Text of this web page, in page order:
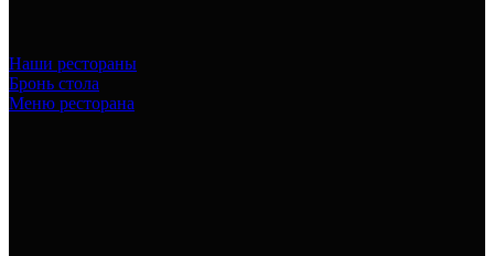
Наши рестораны
Бронь стола
Меню ресторана